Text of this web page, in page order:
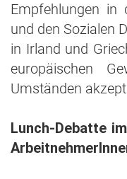
Empfehlungen in
und den Sozialen
in Irland und
europäischen
Umständen
Lunch-Debatte